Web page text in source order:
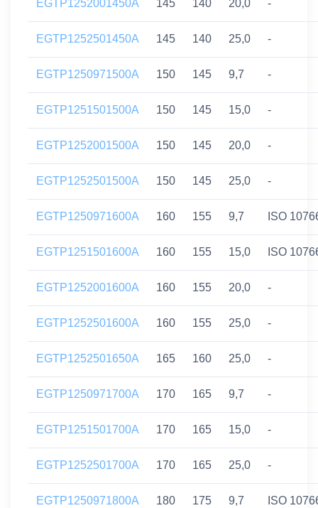
EGTP1252001450A 145 140 20,0 -
EGTP1252501450A 145 140 25,0 -
EGTP1250971500A 150 145 9,7 -
EGTP1251501500A 150 145 15,0 -
EGTP1252001500A 150 145 20,0 -
EGTP1252501500A 150 145 25,0 -
EGTP1250971600A 160 155 9,7 ISO
EGTP1251501600A 160 155 15,0 ISO
EGTP1252001600A 160 155 20,0 -
EGTP1252501600A 160 155 25,0 -
EGTP1252501650A 165 160 25,0 -
EGTP1250971700A 170 165 9,7 -
EGTP1251501700A 170 165 15,0 -
EGTP1252501700A 170 165 25,0 -
EGTP1250971800A 180 175 9,7 ISO